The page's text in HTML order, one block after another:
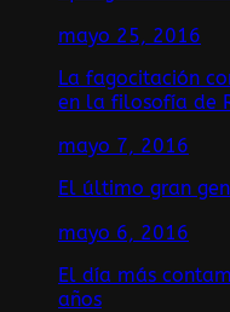
mayo 25, 2016
La fagocitación
en la filosofía de
mayo 7, 2016
El último gran
mayo 6, 2016
El día más
años